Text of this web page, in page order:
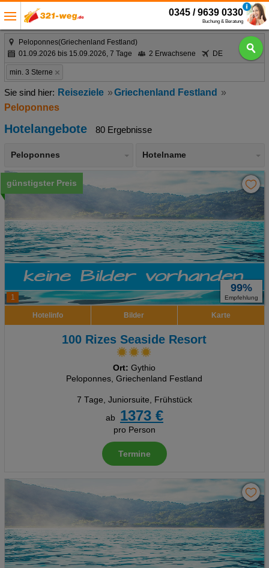
0345 / 9639 0330
Buchung & Beratung
Peloponnes(Griechenland Festland)
01.09.2026 bis 15.09.2026, 7 Tage
2 Erwachsene DE
min. 3 Sterne
Reiseziele
Griechenland Festland
Peloponnes
Hotelangebote 80 Ergebnisse
Peloponnes Hotelname
1
günstigster Preis
99%
Empfehlung
Hotelinfo Bilder Karte
100 Rizes Seaside Resort
Ort: Gythio
Peloponnes, Griechenland Festland
7 Tage, Juniorsuite, Frühstück
ab
1373 €
pro Person
Termine